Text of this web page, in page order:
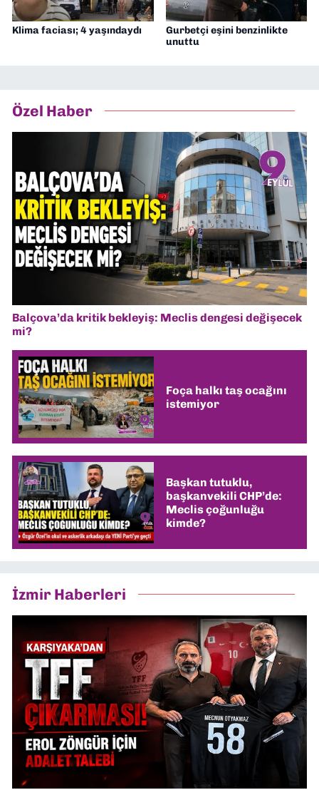
Klima faciası; 4 yaşındaydı
Gurbetçi eşini benzinlikte
unuttu
Özel Haber
Balçova’da kritik bekleyiş: Meclis dengesi değişecek
mi?
Foça halkı taş ocağını
istemiyor
Başkan tutuklu,
başkanvekili CHP’de:
Meclis çoğunluğu
kimde?
İzmir Haberleri